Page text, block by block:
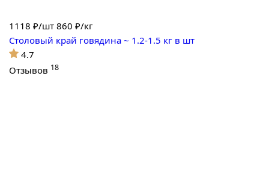
1118 ₽/шт 860 ₽/кг
Столовый край говядина ~ 1.2-1.5 кг в шт
4.7
Отзывов 18